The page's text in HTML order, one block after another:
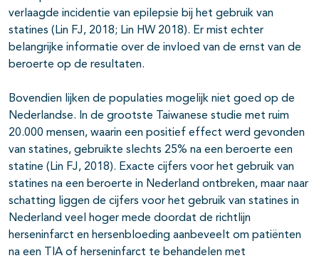
verlaagde incidentie van epilepsie bij het gebruik van
statines (Lin FJ, 2018; Lin HW 2018). Er mist echter
belangrijke informatie over de invloed van de ernst van de
beroerte op de resultaten.
Bovendien lijken de populaties mogelijk niet goed op de
Nederlandse. In de grootste Taiwanese studie met ruim
20.000 mensen, waarin een positief effect werd gevonden
van statines, gebruikte slechts 25% na een beroerte een
statine (Lin FJ, 2018). Exacte cijfers voor het gebruik van
statines na een beroerte in Nederland ontbreken, maar naar
schatting liggen de cijfers voor het gebruik van statines in
Nederland veel hoger mede doordat de richtlijn
herseninfarct en hersenbloeding aanbeveelt om patiënten
na een TIA of herseninfarct te behandelen met